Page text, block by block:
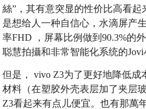
絲”，其有意突显的性价比高看起
是想给人一种自信心，水滴屏产
率FHD ，屏幕比例做到90.3%的
聪慧拍攝和非常智能化系统的Jovi
但是， vivo Z3为了更好地降低
材料（在塑胶外壳表层加了夹层
Z3看起来有点儿便宜。也有那萬